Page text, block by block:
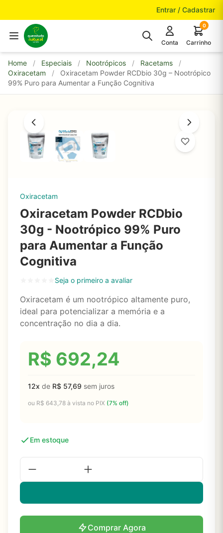
Entrar / Cadastrar
Conta
0
Carrinho
Home / Especiais / Nootrópicos / Racetams
/
Oxiracetam
/
Oxiracetam Powder RCDbio 30g – Nootrópico
99% Puro para Aumentar a Função Cognitiva
Oxiracetam
Oxiracetam Powder RCDbio
30g - Nootrópico 99% Puro
para Aumentar a Função
Cognitiva
Seja o primeiro a avaliar
Oxiracetam é um nootrópico altamente puro,
ideal para potencializar a memória e a
concentração no dia a dia.
R$ 692,24
12x de R$ 57,69 sem juros
ou R$ 643,78 à vista no PIX (7% off)
Em estoque
Comprar Agora